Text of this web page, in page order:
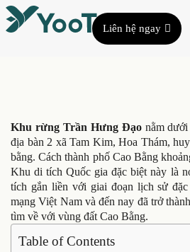
Liên hệ ngay
Khu rừng Trần Hưng Đạonằm dưới
địa bàn 2 xã Tam Kim, Hoa Thám,
bằng. Cách thành phố Cao Bằng
Khu di tích Quốc gia đặc biệt này là
tích gắn liền với giai đoạn lịch sử
mạng Việt Nam và đến nay đã trở
tìm về với vùng đất Cao Bằng.
Table of Contents